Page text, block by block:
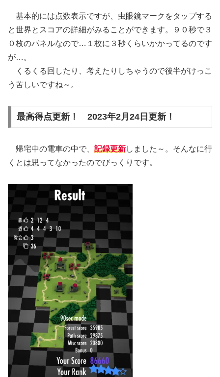
基本的には点数表示ですが、虫眼鏡マークをタップする
と世界とスコアの詳細がみることができます。９０秒で３
０枚のパネルなので…１枚に３秒くらいかかってるのです
が…。
くるくる回したり、考えたりしちゃうので後半がけっこ
う苦しいですね～。
最高得点更新！ 2023年2月24日更新！
帰宅中の電車の中で、 記録更新しました～。そんなに行
くとは思ってなかったのでびっくりです。